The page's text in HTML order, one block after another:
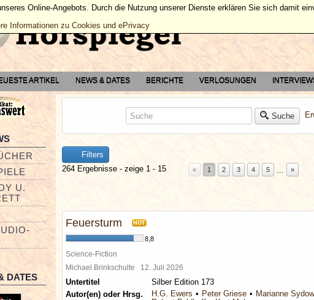
ARTIKEL NEWS & DATES BERICHTE VERLOSUNGEN
U.
DATES
Suche
Filters
264 Ergebnisse - zeige 1 - 15
« 1 2 3 4 5 »
Feuersturm HOT
8,8
Science-Fiction
Michael Brinkschulte 12. Juli 2026
Untertitel
Silber Edition 173
Autor(en) oder Hrsg.
H.G. Ewers Peter Griese
Marianne Sydow
Online-Angebots. Durch die Nutzung unserer Dienste erklären Sie sich damit
Informationen zu Cookies und ePrivacy